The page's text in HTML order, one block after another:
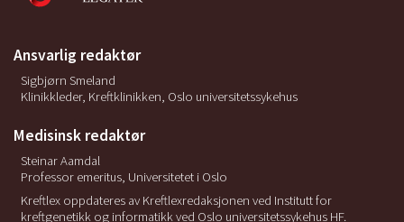
Ansvarlig redaktør
Sigbjørn Smeland
Klinikkleder, Kreftklinikken, Oslo universitetssykehus
Medisinsk redaktør
Steinar Aamdal
Professor emeritus, Universitetet i Oslo
Kreftlex oppdateres av Kreftlexredaksjonen ved Institutt for
kreftgenetikk og informatikk ved Oslo universitetssykehus HF.